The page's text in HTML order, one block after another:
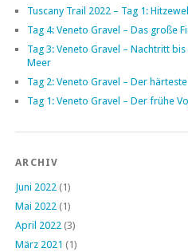
Tuscany Trail 2022 – Tag 1:
Tag 4: Veneto Gravel – Das große
Tag 3: Veneto Gravel – Nachtritt bis
Meer
Tag 2: Veneto Gravel – Der
Tag 1: Veneto Gravel – Der frühe
ARCHIV
Juni 2022 (1)
Mai 2022 (1)
April 2022 (3)
März 2021 (1)